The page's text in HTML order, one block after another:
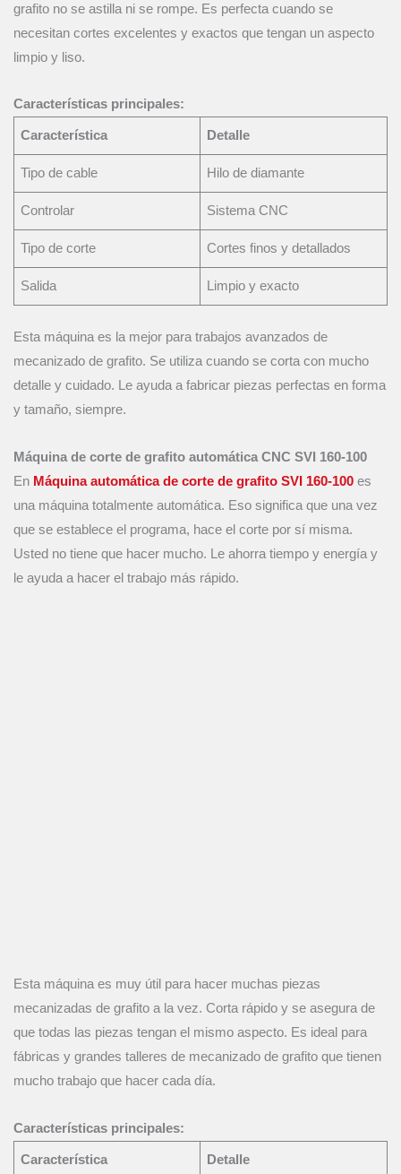
grafito no se astilla ni se rompe. Es perfecta cuando se
necesitan cortes excelentes y exactos que tengan un aspecto
limpio y liso.
Características principales:
Característica Detalle
Tipo de cable Hilo de diamante
Controlar Sistema CNC
Tipo de corte Cortes finos y detallados
Salida Limpio y exacto
Esta máquina es la mejor para trabajos avanzados de
mecanizado de grafito. Se utiliza cuando se corta con mucho
detalle y cuidado. Le ayuda a fabricar piezas perfectas en forma
y tamaño, siempre.
Máquina de corte de grafito automática CNC SVI 160-100
En Máquina automática de corte de grafito SVI 160-100 es
una máquina totalmente automática. Eso significa que una vez
que se establece el programa, hace el corte por sí misma.
Usted no tiene que hacer mucho. Le ahorra tiempo y energía y
le ayuda a hacer el trabajo más rápido.
Esta máquina es muy útil para hacer muchas piezas
mecanizadas de grafito a la vez. Corta rápido y se asegura de
que todas las piezas tengan el mismo aspecto. Es ideal para
fábricas y grandes talleres de mecanizado de grafito que tienen
mucho trabajo que hacer cada día.
Características principales:
Característica Detalle